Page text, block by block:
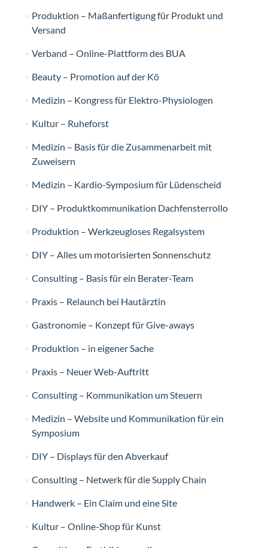
Produktion – Maßanfertigung für Produkt und
Versand
Verband – Online-Plattform des BUA
Beauty – Promotion auf der Kö
Medizin – Kongress für Elektro-Physiologen
Kultur – Ruheforst
Medizin – Basis für die Zusammenarbeit mit
Zuweisern
Medizin – Kardio-Symposium für Lüdenscheid
DIY – Produktkommunikation Dachfensterrollo
Produktion – Werkzeugloses Regalsystem
DIY – Alles um motorisierten Sonnenschutz
Consulting – Basis für ein Berater-Team
Praxis – Relaunch bei Hautärztin
Gastronomie – Konzept für Give-aways
Produktion – in eigener Sache
Praxis – Neuer Web-Auftritt
Consulting – Kommunikation um Steuern
Medizin – Website und Kommunikation für ein
Symposium
DIY – Displays für den Abverkauf
Consulting – Netwerk für die Supply Chain
Handwerk – Ein Claim und eine Site
Kultur – Online-Shop für Kunst